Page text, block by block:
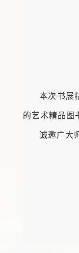
本次书展
的艺术精品图
诚邀广大